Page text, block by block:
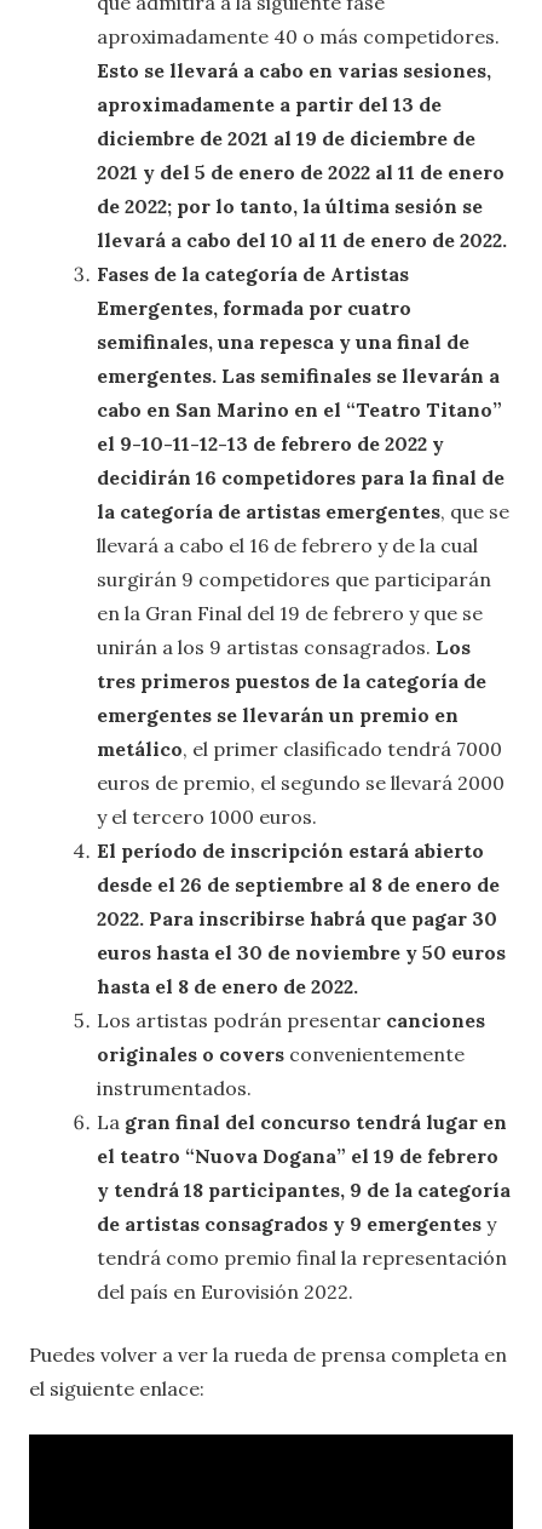
aproximadamente 40 o más competidores.
Esto se llevará a cabo en varias sesiones,
aproximadamente a partir del 13 de
diciembre de 2021 al 19 de diciembre de
2021 y del 5 de enero de 2022 al 11 de enero
de 2022; por lo tanto, la última sesión se
llevará a cabo del 10 al 11 de enero de 2022.
Fases de la categoría de Artistas
Emergentes, formada por cuatro
semifinales, una repesca y una final de
emergentes. Las semifinales se llevarán a
cabo en San Marino en el “Teatro Titano”
el 9-10-11-12-13 de febrero de 2022 y
decidirán 16 competidores para la final de
la categoría de artistas emergentes, que se
llevará a cabo el 16 de febrero y de la cual
surgirán 9 competidores que participarán
en la Gran Final del 19 de febrero y que se
unirán a los 9 artistas consagrados. Los
tres primeros puestos de la categoría de
emergentes se llevarán un premio en
metálico, el primer clasificado tendrá 7000
euros de premio, el segundo se llevará 2000
y el tercero 1000 euros.
El período de inscripción estará abierto
desde el 26 de septiembre al 8 de enero de
2022. Para inscribirse habrá que pagar 30
euros hasta el 30 de noviembre y 50 euros
hasta el 8 de enero de 2022.
Los artistas podrán presentar canciones
originales o covers convenientemente
instrumentados.
La gran final del concurso tendrá lugar en
el teatro “Nuova Dogana” el 19 de febrero
y tendrá 18 participantes, 9 de la categoría
de artistas consagrados y 9 emergentes y
tendrá como premio final la representación
del país en Eurovisión 2022.
Puedes volver a ver la rueda de prensa completa en
el siguiente enlace: